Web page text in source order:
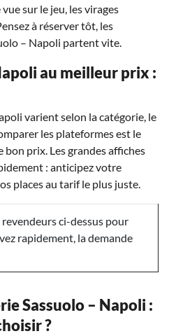
sur le jeu, les virages
à réserver tôt, les
– Napoli partent vite.
au meilleur prix :
varient selon la catégorie, le
les plateformes est le
prix. Les grandes affiches
: anticipez votre
places au tarif le plus juste.
revendeurs ci-dessus pour
rapidement, la demande
Sassuolo – Napoli :
?